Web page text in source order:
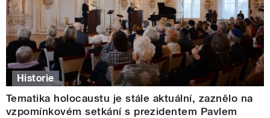
Historie
Tematika holocaustu je stále aktuální, zaznělo na
vzpomínkovém setkání s prezidentem Pavlem